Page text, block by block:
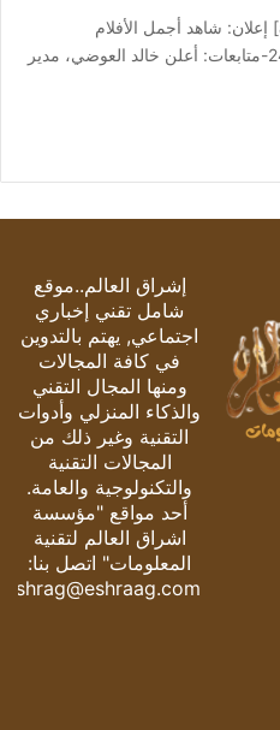
من صحيفة اشراق العالم 24:[ad_1] إعلان: شاهد أجمل الأفلام
والمسلسلات 2021 إشراق العالم 24-متابعات: أعلن خالد العوضي، مدير
إشراق العالم..موقع
شامل تقني إخباري
اجتماعي, يهتم بالتدوين
في كافة المجالات
ومنها المجال التقني
والذكاء المنزلي وأدوات
التقنية وغير ذلك من
المجالات التقنية
والتكنولوجية والعامة.
أحد مواقع "مؤسسة
اشراق العالم لتقنية
المعلومات" اتصل بنا:
eshrag@eshraag.com